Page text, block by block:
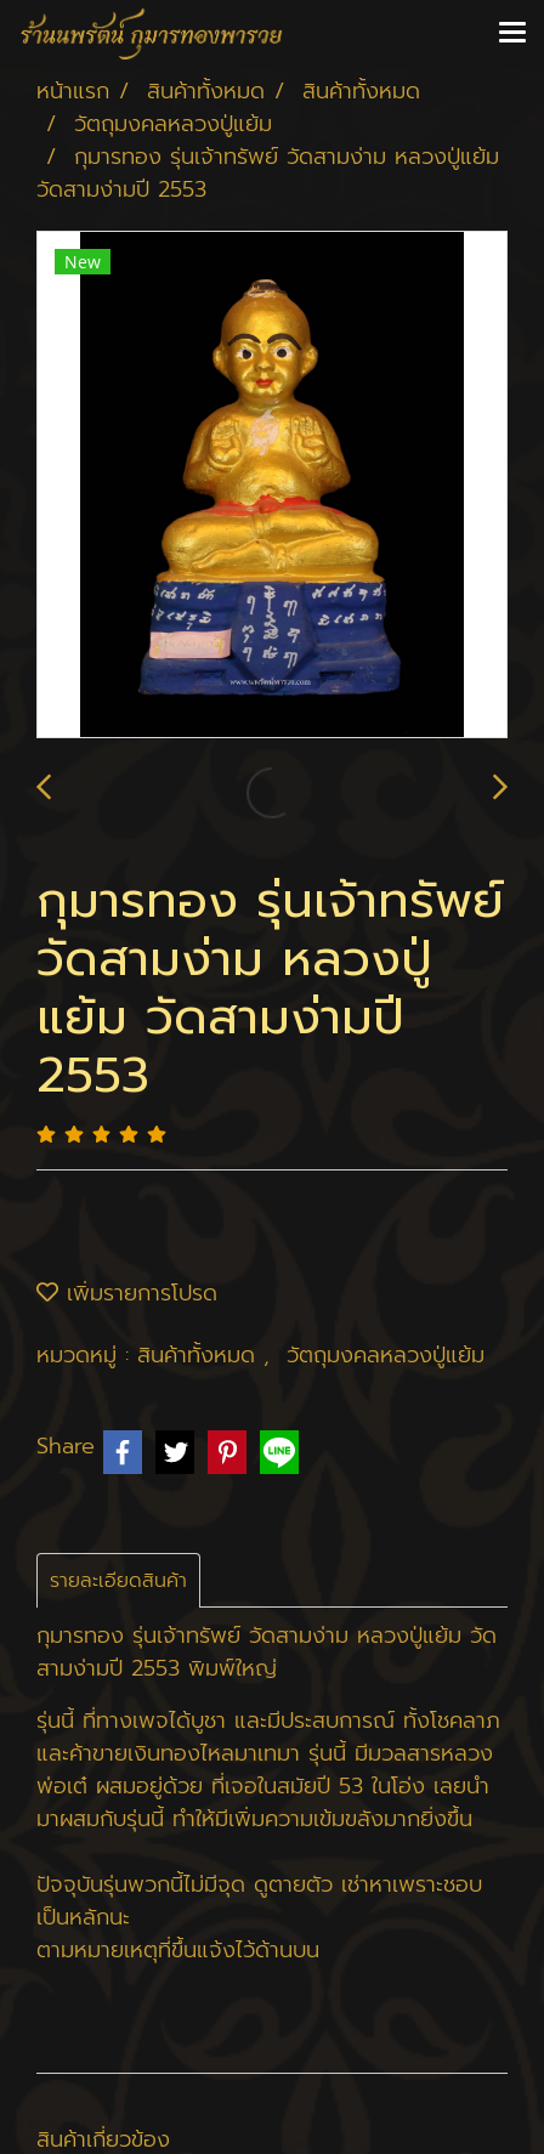
หน้าแรก สินค้าทั้งหมด
สินค้าทั้งหมด
วัตถุมงคลหลวงปู่แย้ม
กุมารทอง รุ่นเจ้าทรัพย์ วัดสามง่าม หลวงปู่แย้ม
วัดสามง่ามปี 2553
New
กุมารทอง รุ่นเจ้าทรัพย์
วัดสามง่าม หลวงปู่
แย้ม วัดสามง่ามปี
2553
เพิ่มรายการโปรด
หมวดหมู่ : สินค้าทั้งหมด , วัตถุมงคลหลวงปู่แย้ม
Share
รายละเอียดสินค้า
กุมารทอง รุ่นเจ้าทรัพย์ วัดสามง่าม หลวงปู่แย้ม วัด
สามง่ามปี 2553 พิมพ์ใหญ่
รุ่นนี้ ที่ทางเพจได้บูชา และมีประสบการณ์ ทั้งโชคลาภ
และค้าขายเงินทองไหลมาเทมา รุ่นนี้ มีมวลสารหลวง
พ่อเต๋ ผสมอยู่ด้วย ที่เจอในสมัยปี 53 ในโอ่ง เลยนำ
มาผสมกับรุ่นนี้ ทำให้มีเพิ่มความเข้มขลังมากยิ่งขึ้น
ปัจจุบันรุ่นพวกนี้ไม่มีจุด ดูตายตัว เช่าหาเพราะชอบ
เป็นหลักนะ
ตามหมายเหตุที่ขึ้นแจ้งไว้ด้านบน
สินค้าเกี่ยวข้อง